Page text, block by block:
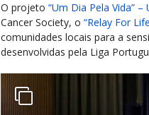
O projeto “Um Dia Pela Vida” –
Cancer Society, o “Relay For
comunidades locais para a
desenvolvidas pela Liga